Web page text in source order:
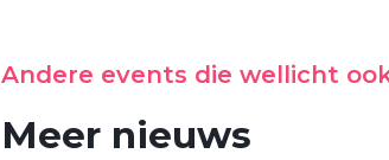
Andere events die wellicht
Meer nieuws